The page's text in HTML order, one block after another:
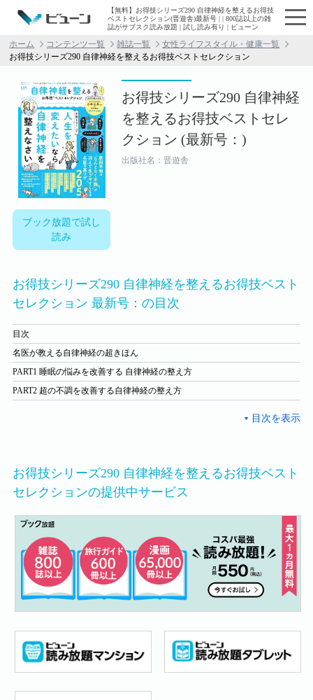
【無料】お得技シリーズ290 自律神経を整えるお得技
ベストセレクション(晋遊舎)最新号 | | 800誌以上の雑
誌がサブスク読み放題 | 試し読み有り | ビューン
ホーム コンテンツ一覧 雑誌一覧
女性ライフスタイル・健康一覧
お得技シリーズ290 自律神経を整えるお得技ベストセレクション
ブック放題で試し
読み
お得技シリーズ290 自律神経
を整えるお得技ベストセレ
クション (最新号：)
出版社名：晋遊舎
お得技シリーズ290 自律神経を整えるお得技ベスト
セレクション 最新号：の目次
目次
名医が教える自律神経の超きほん
PART1 睡眠の悩みを改善する 自律神経の整え方
PART2 超の不調を改善する自律神経の整え方
お得技シリーズ290 自律神経を整えるお得技ベスト
セレクションの提供中サービス